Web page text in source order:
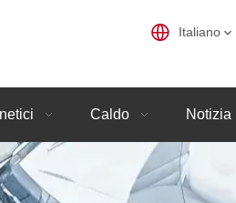
Italiano
Caldo Notizia